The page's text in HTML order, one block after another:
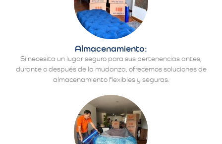
Almacenamiento:
Si necesita un lugar seguro para sus pertenencias antes,
durante o después de la mudanza, ofrecemos soluciones de
almacenamiento flexibles y seguras.